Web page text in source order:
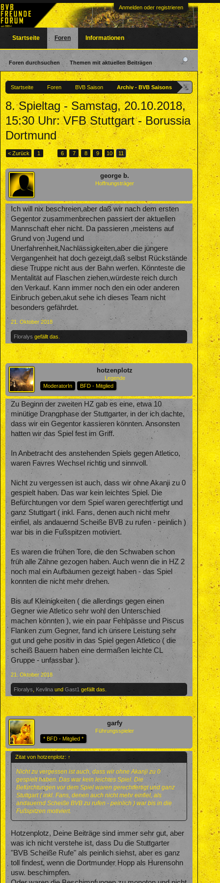
Anmelden oder registrieren
Startseite Foren BVB Saison Archiv - BVB Saisons
8. Spieltag - Samstag, 20.10.2018,
15:30 Uhr: VFB Stuttgart - Borussia
Dortmund
< Zurück 1 ← 6 7 8 9 10 11
george b.
Hoffnungsträger
Ich will nix beschreien,aber daß wir nach dem ersten
Gegentor zusammenbrechen passiert der aktuellen
Mannschaft eher nicht. Da passieren ,meistens auf
Grund von Jugend und
Unerfahrenheit,Nachlässigkeiten,aber die jüngere
Vergangenheit hat doch gezeigt,daß selbst Rückstände
diese Truppe nicht aus der Bahn werfen. Könnteste die
Mentalität auf Flaschen ziehen,würdeste reich durch
den Verkauf. Kann immer noch den ein oder anderen
Einbruch geben,akut sehe ich dieses Team nicht
besonders gefährdet.
21. Oktober 2018
Floralys gefällt das.
hotzenplotz
Legende
ModeratorIn
BFD - Mitglied
Zu Beginn der zweiten HZ gab es eine, etwa 10
minütige Drangphase der Stuttgarter, in der ich dachte,
dass wir ein Gegentor kassieren könnten. Ansonsten
hatten wir das Spiel fest im Griff.
In Anbetracht des anstehenden Spiels gegen Atletico,
waren Favres Wechsel richtig und sinnvoll.
Nicht zu vergessen ist auch, dass wir ohne Akanji zu 0
gespielt haben. Das war kein leichtes Spiel. Die
Befürchtungen vor dem Spiel waren gerechtfertigt und
ganz Stuttgart ( inkl. Fans, denen auch nicht mehr
einfiel, als andauernd Scheiße BVB zu rufen - peinlich )
war bis in die Fußspitzen motiviert.
Es waren die frühen Tore, die den Schwaben schon
früh alle Zähne gezogen haben. Auch wenn die in HZ 2
noch mal ein Aufbäumen gezeigt haben - das Spiel
konnten die nicht mehr drehen.
Bis auf Kleinigkeiten ( die allerdings gegen einen
Gegner wie Atletico sehr wohl den Unterschied
machen könnten ), wie ein paar Fehlpässe und Piscus
Flanken zum Gegner, fand ich unsere Leistung sehr
gut und gehe positiv in das Spiel gegen Atletico ( die
scheiß Bauern haben eine dermaßen leichte CL
Gruppe - unfassbar ).
21. Oktober 2018
Floralys Kevlina und Gast1 gefällt das.
garfy
Führungsspieler
* BFD - Mitglied *
Zitat von hotzenplotz: ↑
Nicht zu vergessen ist auch, dass wir ohne Akanji zu 0
gespielt haben. Das war kein leichtes Spiel. Die
Befürchtungen vor dem Spiel waren gerechtfertigt und ganz
Stuttgart ( inkl. Fans, denen auch nicht mehr einfiel, als
andauernd Scheiße BVB zu rufen - peinlich ) war bis in die
Fußspitzen motiviert.
Hotzenplotz, Deine Beiträge sind immer sehr gut, aber
was ich nicht verstehe ist, dass Du die Stuttgarter
"BVB Scheiße Rufe" als peinlich siehst, aber es ganz
toll findest, wenn die Dortmunder Hopp als Hurensohn
usw. beschimpfen.
Startseite Foren
Foren durchsuchen Themen mit aktuellen Beiträgen
Informationen